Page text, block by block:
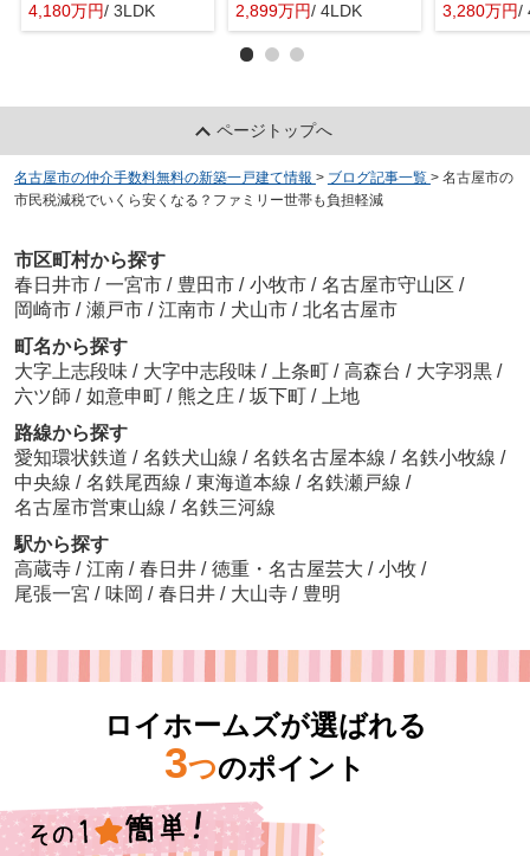
4,180万円/ 3LDK
2,899万円/ 4LDK 3,280万円/
ページトップへ
名古屋市の仲介手数料無料の新築一戸建て情報 > ブログ記事一覧 > 名古屋市の
市民税減税でいくら安くなる？ファミリー世帯も負担軽減
市区町村から探す
春日井市 / 一宮市 / 豊田市 / 小牧市 / 名古屋市守山区 /
岡崎市 / 瀬戸市 / 江南市 / 犬山市 / 北名古屋市
町名から探す
大字上志段味 / 大字中志段味 / 上条町 / 高森台 / 大字羽黒 /
六ツ師 / 如意申町 / 熊之庄 / 坂下町 /
上地
路線から探す
愛知環状鉄道 / 名鉄犬山線 / 名鉄名古屋本線 / 名鉄小牧線 /
中央線 / 名鉄尾西線 / 東海道本線 / 名鉄瀬戸線 /
名古屋市営東山線 / 名鉄三河線
駅から探す
高蔵寺 / 江南 / 春日井 / 徳重・名古屋芸大 / 小牧 /
尾張一宮 / 味岡 / 春日井 / 大山寺 / 豊明
ロイホームズが選ばれる
3つのポイント